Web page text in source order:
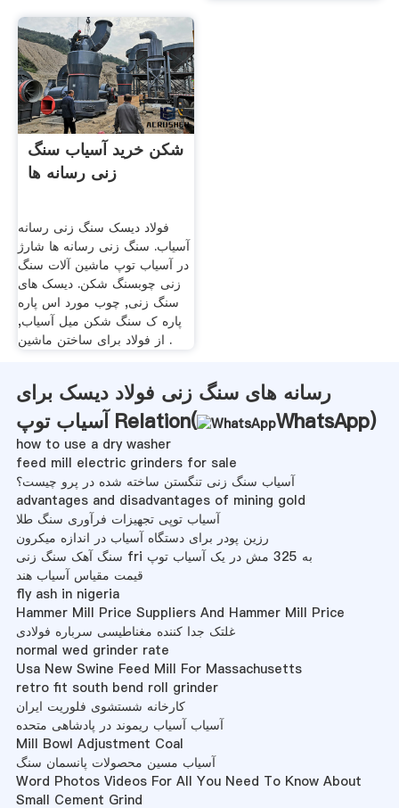
شکن خرید آسیاب سنگ
زنی رسانه ها
فولاد دیسک سنگ زنی رسانه
آسیاب. سنگ زنی رسانه ها شارژ
در آسیاب توپ ماشین آلات سنگ
زنی چوبسنگ شکن. دیسک های
سنگ زنی, چوب مورد اس پاره
پاره ک سنگ شکن میل آسیاب,
از فولاد برای ساختن ماشین .
رسانه های سنگ زنی فولاد دیسک برای
آسیاب توپ Relation(
WhatsApp)
how to use a dry washer
feed mill electric grinders for sale
آسیاب سنگ زنی تنگستن ساخته شده در پرو چیست؟
advantages and disadvantages of mining gold
آسیاب توپی تجهیزات فرآوری سنگ طلا
رزین پودر برای دستگاه آسیاب در اندازه میکرون
سنگ آهک سنگ زنی fri به 325 مش در یک آسیاب توپ
قیمت مقیاس آسیاب هند
fly ash in nigeria
Hammer Mill Price Suppliers And Hammer Mill Price
غلتک جدا کننده مغناطیسی سرباره فولادی
normal wed grinder rate
Usa New Swine Feed Mill For Massachusetts
retro fit south bend roll grinder
کارخانه شستشوی فلوریت ایران
آسیاب آسیاب ریموند در پادشاهی متحده
Mill Bowl Adjustment Coal
آسیاب مسین محصولات پانسمان سنگ
Word Photos Videos For All You Need To Know About
Small Cement Grind